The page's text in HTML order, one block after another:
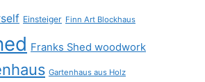
Einsteiger Finn Art Blockhaus
Franks Shed woodwork
Gartenhaus aus Holz